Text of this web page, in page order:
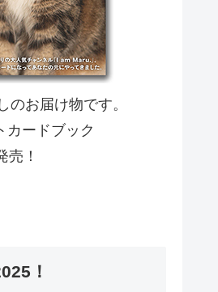
のお届け物です。
カードブック
売！
！